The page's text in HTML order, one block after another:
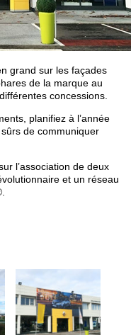
grand sur les façades
de la marque au
concessions.
planifiez à l’année
de communiquer
l’association de deux
et un réseau